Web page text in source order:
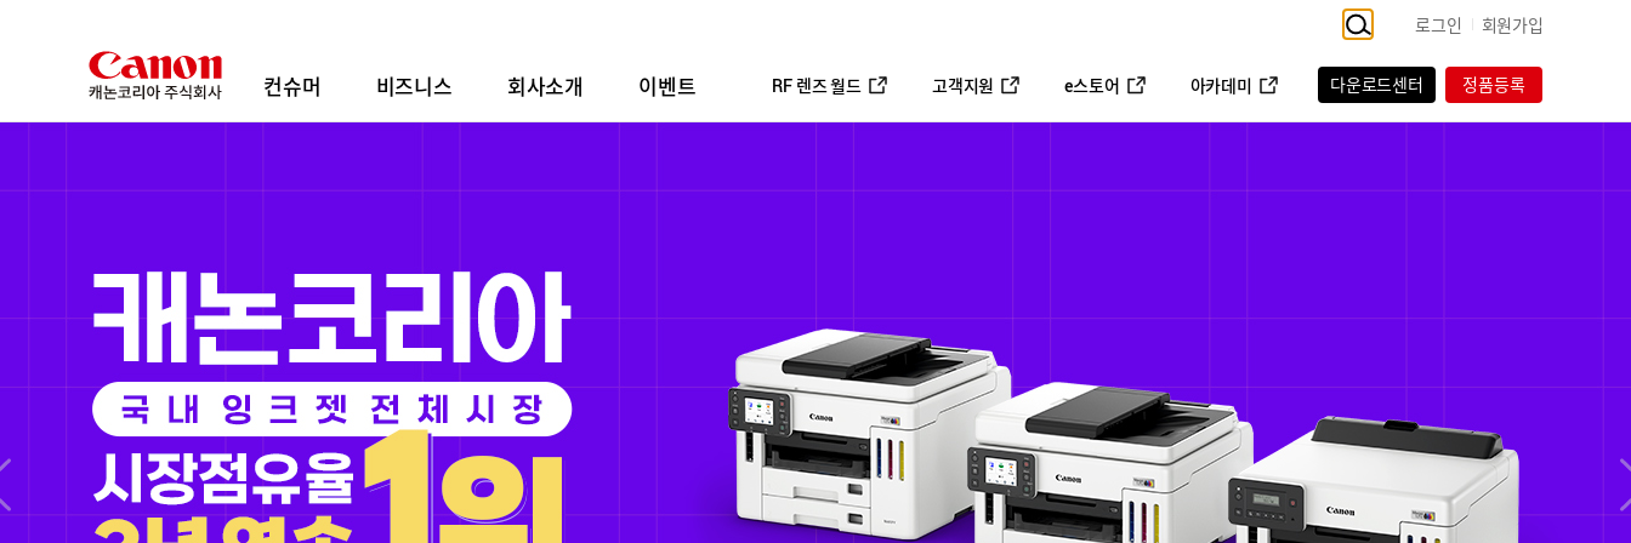
로그인 회원가입
컨슈머 비즈니스 회사소개 이벤트 RF 렌즈 월드 고객지원 e스토어 아카데미 다운로드센터 정품등록
내장 파워줌으로 열리는 영상 표현의 새로운 지평
RF20-50mm
F4 L IS USM PZ
출시 기념